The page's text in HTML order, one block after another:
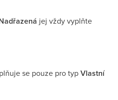
jej vždy vyplňte
se pouze pro typVlastní